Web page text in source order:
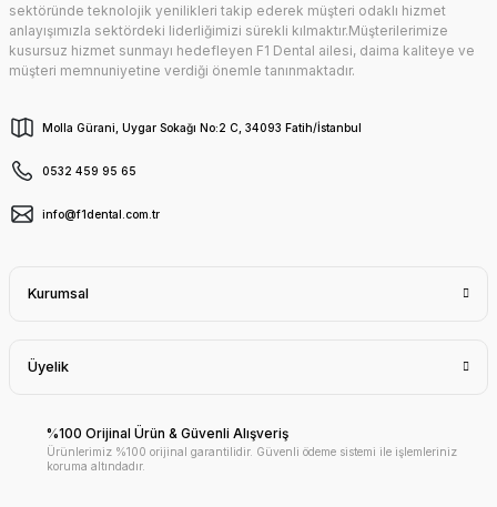
sektöründe teknolojik yenilikleri takip ederek müşteri odaklı hizmet
anlayışımızla sektördeki liderliğimizi sürekli kılmaktır.Müşterilerimize
kusursuz hizmet sunmayı hedefleyen F1 Dental ailesi, daima kaliteye ve
müşteri memnuniyetine verdiği önemle tanınmaktadır.
Molla Gürani, Uygar Sokağı No:2 C, 34093 Fatih/İstanbul
0532 459 95 65
info@f1dental.com.tr
Kurumsal
Üyelik
%100 Orijinal Ürün & Güvenli Alışveriş
Ürünlerimiz %100 orijinal garantilidir. Güvenli ödeme sistemi ile işlemleriniz
koruma altındadır.